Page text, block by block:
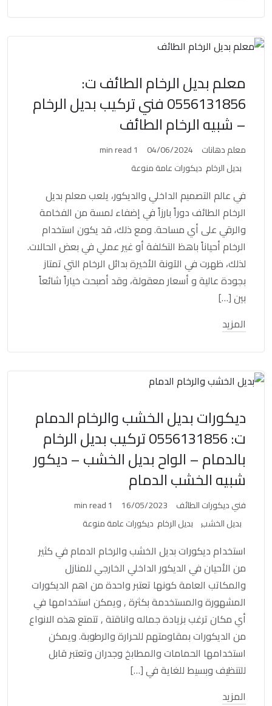
معلم بديل الرخام الطائف ت:
0556131856 فني تركيب بديل الرخام
– شبيه الرخام الطائف
معلم دهانات 04/06/2024
1 min read
بديل الرخام ديكورات عامة منوعة
في عالم التصميم الداخلي والديكور، يلعب معلم بديل
الرخام الطائف دوراً بارزاً في إضفاء لمسة من الفخامة
والرقي على أي مساحة. ومع ذلك، قد يكون استخدام
الرخام أحياناً باهظ التكلفة أو غير عملي في بعض الحالات.
لذلك، ظهرت في الآونة الأخيرة بدائل الرخام التي تمتاز
بجودة عالية و أسعار معقولة، وقد أصبحت خياراً شائعاً
بين […]
المزيد
ديكورات بديل الخشب والرخام الدمام
ت: 0556131856 تركيب بديل الرخام
بالدمام – الواح بديل الخشب – ديكور
شبيه الخشب الدمام
فني ديكورات الطائف 16/05/2023
1 min read
بديل الخشب بديل الرخام ديكورات عامة منوعة
استخدام ديكورات بديل الخشب والرخام الدمام في كثير
من الأحيان في الديكور الداخلي الخارجي للمنازل
والمكاتب العامة كونها تعتبر واحدة من اهم الديكورات
المشهورة والمستخدمة بكثرة , ويمكن استخدامها في
أي مكان ترغب بزيادة جماله واناقتة , تتمتع هذه الانواع
من الديكورات بمقاومتهم للحرارة والرطوبة. ويمكن
استخدامها الحمامات والمطابخ وجدران وتعتبر قابل
للتنظيف وبسيط للغاية في […]
المزيد